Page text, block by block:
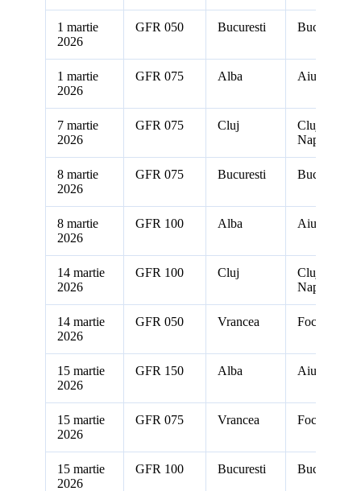
1 martie
2026
GFR 050 Bucuresti Bucuresti
1 martie
2026
GFR 075 Alba Aiud
7 martie
2026
GFR 075 Cluj
Cluj-
Napoca
8 martie
2026
GFR 075 Bucuresti Bucuresti
8 martie
2026
GFR 100 Alba Aiud
14 martie
2026
GFR 100 Cluj
Cluj-
Napoca
14 martie
2026
GFR 050 Vrancea Focsani
15 martie
2026
GFR 150 Alba Aiud
15 martie
2026
GFR 075 Vrancea Focsani
15 martie
2026
GFR 100 Bucuresti Bucuresti